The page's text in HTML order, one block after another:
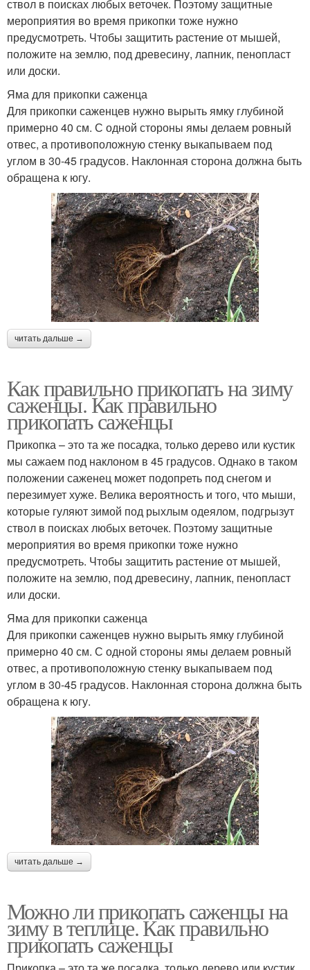
ствол в поисках любых веточек. Поэтому защитные
мероприятия во время прикопки тоже нужно
предусмотреть. Чтобы защитить растение от мышей,
положите на землю, под древесину, лапник, пенопласт
или доски.
Яма для прикопки саженца
Для прикопки саженцев нужно вырыть ямку глубиной
примерно 40 см. С одной стороны ямы делаем ровный
отвес, а противоположную стенку выкапываем под
углом в 30-45 градусов. Наклонная сторона должна быть
обращена к югу.
читать дальше →
Как правильно прикопать на зиму
саженцы. Как правильно
прикопать саженцы
Прикопка – это та же посадка, только дерево или кустик
мы сажаем под наклоном в 45 градусов. Однако в таком
положении саженец может подопреть под снегом и
перезимует хуже. Велика вероятность и того, что мыши,
которые гуляют зимой под рыхлым одеялом, подгрызут
ствол в поисках любых веточек. Поэтому защитные
мероприятия во время прикопки тоже нужно
предусмотреть. Чтобы защитить растение от мышей,
положите на землю, под древесину, лапник, пенопласт
или доски.
Яма для прикопки саженца
Для прикопки саженцев нужно вырыть ямку глубиной
примерно 40 см. С одной стороны ямы делаем ровный
отвес, а противоположную стенку выкапываем под
углом в 30-45 градусов. Наклонная сторона должна быть
обращена к югу.
читать дальше →
Можно ли прикопать саженцы на
зиму в теплице. Как правильно
прикопать саженцы